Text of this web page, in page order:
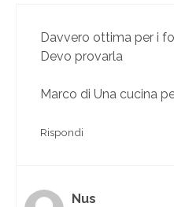
Davvero ottima per i
Devo provarla
Marco di Una cucina
Rispondi
Nus